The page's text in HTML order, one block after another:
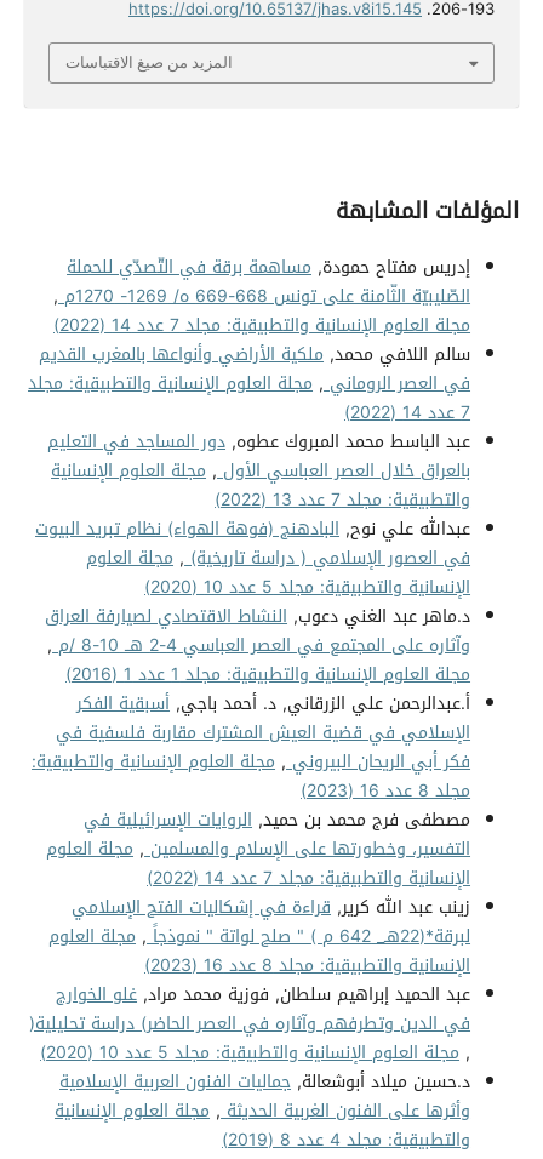
193-206.
https://doi.org/10.65137/jhas.v8i15.145
المزيد من صيغ الاقتباسات
المؤلفات المشابهة
إدريس مفتاح حمودة, مساهمة برقة في التّصدّي للحملة
الصّليبيّة الثّامنة على تونس 668-669 ه/ 1269- 1270م
,
مجلة العلوم الإنسانية والتطبيقية: مجلد 7 عدد 14 (2022)
سالم اللافي محمد, ملكية الأراضي وأنواعها بالمغرب القديم
في العصر الروماني, مجلة العلوم الإنسانية والتطبيقية: مجلد
7 عدد 14 (2022)
عبد الباسط محمد المبروك عطوه, دور المساجد في التعليم
بالعراق خلال العصر العباسي الأول, مجلة العلوم الإنسانية
والتطبيقية: مجلد 7 عدد 13 (2022)
عبدالله علي نوح, البادهنج (فوهة الهواء) نظام تبريد البيوت
في العصور الإسلامي ( دراسة تاريخية), مجلة العلوم
الإنسانية والتطبيقية: مجلد 5 عدد 10 (2020)
د.ماهر عبد الغني دعوب, النشاط الاقتصادي لصيارفة العراق
وآثاره على المجتمع في العصر العباسي 4-2 هــ 10-8 /م
,
مجلة العلوم الإنسانية والتطبيقية: مجلد 1 عدد 1 (2016)
أ.عبدالرحمن علي الزرقاني, د. أحمد باجي, أسبقية الفكر
الإسلامي في قضية العيش المشترك مقاربة فلسفية في
فكر أبي الريحان البيروني, مجلة العلوم الإنسانية والتطبيقية:
مجلد 8 عدد 16 (2023)
مصطفى فرج محمد بن حميد, الروايات الإسرائيلية في
التفسير، وخطورتها على الإسلام والمسلمين, مجلة العلوم
الإنسانية والتطبيقية: مجلد 7 عدد 14 (2022)
زينب عبد الله كرير, قراءة في إشكاليات الفتح الإسلامي
لبرقة*(22هـ_ 642 م ) " صلح لواتة " نموذجاً
, مجلة العلوم
الإنسانية والتطبيقية: مجلد 8 عدد 16 (2023)
عبد الحميد إبراهيم سلطان, فوزية محمد مراد, غلو الخوارج
في الدين وتطرفهم وآثاره في العصر الحاضر) دراسة تحليلية(
, مجلة العلوم الإنسانية والتطبيقية: مجلد 5 عدد 10 (2020)
د.حسين ميلاد أبوشعالة, جماليات الفنون العربية الإسلامية
وأثرها على الفنون الغربية الحديثة, مجلة العلوم الإنسانية
والتطبيقية: مجلد 4 عدد 8 (2019)